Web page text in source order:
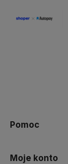
Pomoc
Moje konto